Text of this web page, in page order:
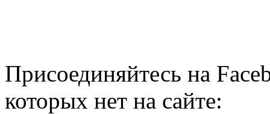
Присоединяйтесь на
которых нет на сайте: